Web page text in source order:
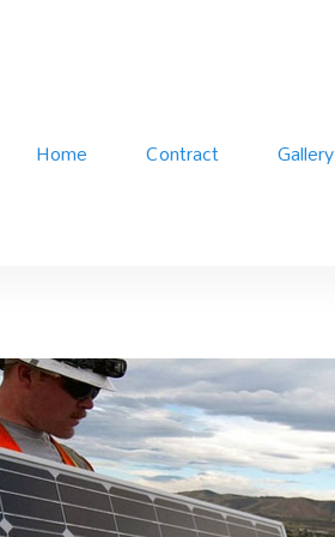
Home Contract Gallery